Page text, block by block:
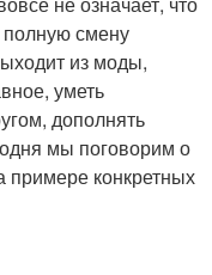
полную смену
из моды,
уметь
дополнять
мы поговорим о
примере конкретных